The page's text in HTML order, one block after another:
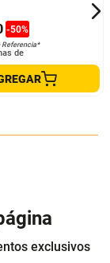
-50%